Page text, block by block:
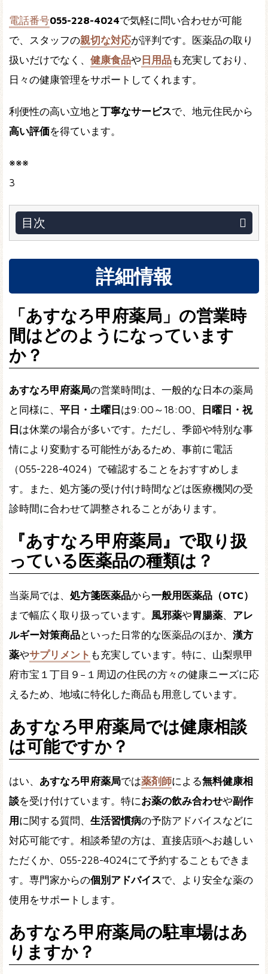
電話番号055-228-4024で気軽に問い合わせが可能
で、スタッフの親切な対応が評判です。医薬品の取り
扱いだけでなく、 健康食品や日用品も充実しており、
日々の健康管理をサポートしてくれます。
利便性の高い立地と丁寧なサービスで、地元住民から
高い評価を得ています。
※※※
3
目次
詳細情報
「あすなろ甲府薬局」の営業時
間はどのようになっています
か？
あすなろ甲府薬局の営業時間は、一般的な日本の薬局
と同様に、 平日・土曜日は9:00～18:00、 日曜日・祝
日は休業の場合が多いです。ただし、季節や特別な事
情により変動する可能性があるため、事前に電話
（055-228-4024） で確認することをおすすめしま
す。また、処方箋の受け付け時間などは医療機関の受
診時間に合わせて調整されることがあります。
『あすなろ甲府薬局』で取り扱
っている医薬品の種類は？
当薬局では、 処方箋医薬品から一般用医薬品（OTC）
まで幅広く取り扱っています。 風邪薬や胃腸薬、 アレ
ルギー対策商品といった日常的な医薬品のほか、 漢方
薬やサプリメント も充実しています。特に、 山梨県甲
府市宝１丁目９−１ 周辺の住民の方々の健康ニーズに応
えるため、地域に特化した商品も用意しています。
あすなろ甲府薬局では健康相談
は可能ですか？
はい、 あすなろ甲府薬局では薬剤師による無料健康相
談を受け付けています。特にお薬の飲み合わせや副作
用に関する質問、 生活習慣病の予防アドバイスなどに
対応可能です。相談希望の方は、直接店頭へお越しい
ただくか、 055-228-4024にて予約することもできま
す。専門家からの個別アドバイスで、より安全な薬の
使用をサポートします。
あすなろ甲府薬局の駐車場はあ
りますか？